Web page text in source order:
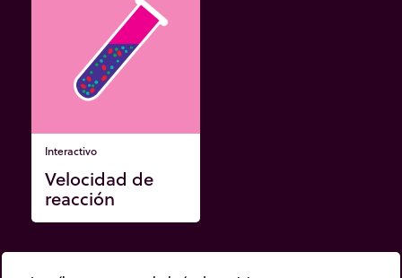
Interactivo
Velocidad de
reacción